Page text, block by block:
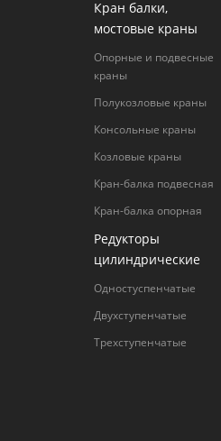
Кран балки,
мостовые краны
Опорные и подвесные
краны
Полукозловые краны
Консольные краны
Козловые краны
Кран-балка подвесная
Кран-балка опорная
Редукторы
цилиндрические
Одностуспенчатые
Двухступенчатые
Трехступенчатые